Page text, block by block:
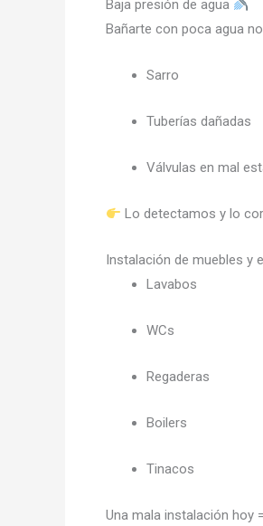
Baja presión de agua
Bañarte con poca agua
Sarro
Tuberías dañadas
Válvulas en mal
Lo detectamos y lo
Instalación de muebles y
Lavabos
WCs
Regaderas
Boilers
Tinacos
Una mala instalación hoy